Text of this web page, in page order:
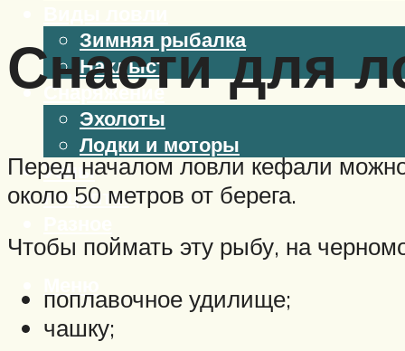
Зимняя рыбалка
Нахлыст
Снаряжение
Эхолоты
Лодки и моторы
Узлы
Рецепты
Снасти для
Перед началом ловли кефали
около 50 метров от берега.
Чтобы поймать эту рыбу, на
поплавочное удилище;
чашку;